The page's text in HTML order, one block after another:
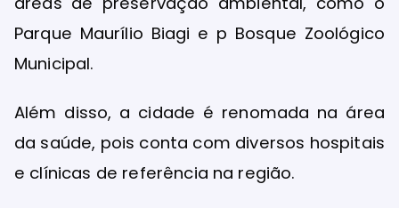
Parque Maurílio Biagi e p Bosque Zoológico
Municipal.
Além disso, a cidade é renomada na área
da saúde, pois conta com diversos hospitais
e clínicas de referência na região.